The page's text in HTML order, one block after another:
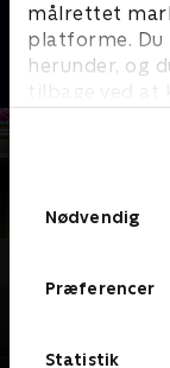
målrettet
platforme.
herunder, og
tilbage ved at
Nødvendig
Præferencer
Statistik
Vicke Viking
Børneserier • 1